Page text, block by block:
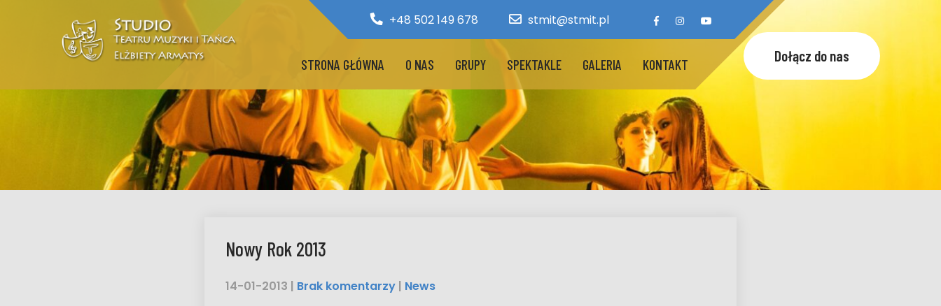
+48 502 149 678 stmit@stmit.pl
Dołącz do nas
STRONA GŁÓWNA O NAS GRUPY SPEKTAKLE GALERIA KONTAKT
Nowy Rok 2013
14-01-2013 | Brak komentarzy | News